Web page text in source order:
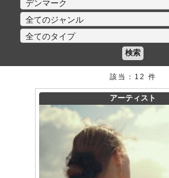
検索
該当：12 件
アーティスト